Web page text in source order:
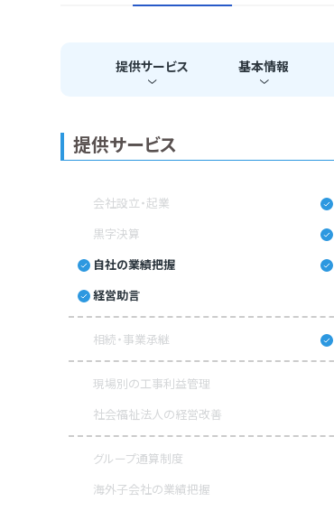
提供サービス 基本情報
提供サービス
会社設立・起業
黒字決算
自社の業績把握
経営助言
相続・事業承継
現場別の工事利益管理
社会福祉法人の経営改善
グループ通算制度
海外子会社の業績把握